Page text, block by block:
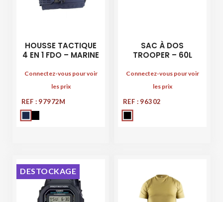
HOUSSE TACTIQUE
4 EN 1 FDO – MARINE
Connectez-vous pour voir
les prix
REF : 97972M
SAC À DOS
TROOPER – 60L
Connectez-vous pour voir
les prix
REF : 96302
DESTOCKAGE